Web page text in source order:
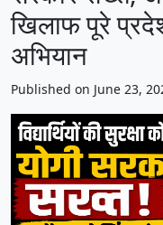
खिलाफ पूरे
अभियान
Published on June 23,